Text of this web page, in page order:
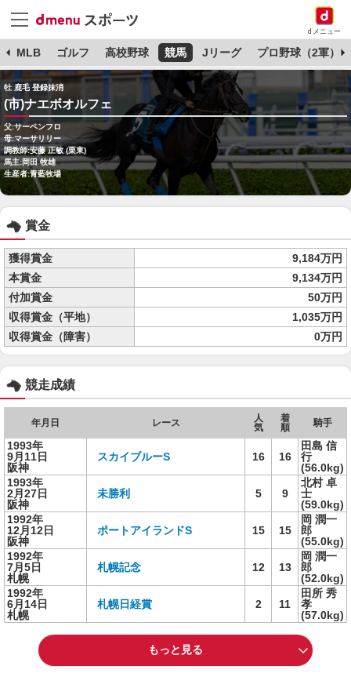
dメニュー
MLB ゴルフ 高校野球 競馬 Jリーグ プロ野球（2軍）
牡 鹿毛 登録抹消
(市)ナエボオルフェ
父:サーペンフロ
母:マーサリリー
調教師:安藤 正敏 (栗東)
馬主:岡田 牧雄
生産者:青藍牧場
賞金
獲得賞金
9,184万円
本賞金
9,134万円
付加賞金
50万円
収得賞金（平地）
1,035万円
収得賞金（障害）
0万円
競走成績
年月日 レース
人
気
着
順
騎手
1993年
9月11日
阪神
スカイブルーS 16 16
田島 信
行
(56.0kg)
1993年
2月27日
阪神
未勝利 5 9
北村 卓
士
(59.0kg)
1992年
12月12日
阪神
ポートアイランドS 15 15
岡 潤一
郎
(55.0kg)
1992年
7月5日
札幌
札幌記念 12 13
岡 潤一
郎
(52.0kg)
1992年
6月14日
札幌
札幌日経賞 2 11
田所 秀
孝
(57.0kg)
もっと見る